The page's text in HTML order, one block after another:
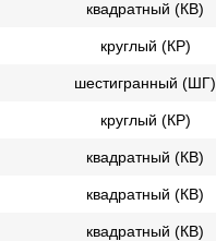
квадратный (КВ)
круглый (КР)
шестигранный (ШГ)
круглый (КР)
квадратный (КВ)
квадратный (КВ)
квадратный (КВ)